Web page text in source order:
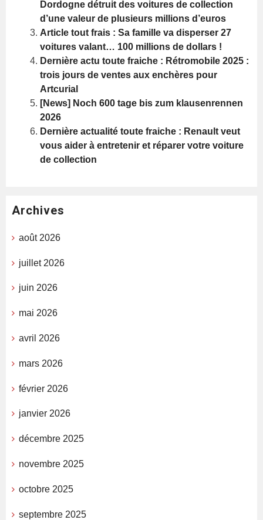
Dordogne détruit des voitures de collection
d’une valeur de plusieurs millions d’euros
Article tout frais : Sa famille va disperser 27
voitures valant… 100 millions de dollars !
Dernière actu toute fraiche : Rétromobile 2025 :
trois jours de ventes aux enchères pour
Artcurial
[News] Noch 600 tage bis zum klausenrennen
2026
Dernière actualité toute fraiche : Renault veut
vous aider à entretenir et réparer votre voiture
de collection
Archives
août 2026
juillet 2026
juin 2026
mai 2026
avril 2026
mars 2026
février 2026
janvier 2026
décembre 2025
novembre 2025
octobre 2025
septembre 2025